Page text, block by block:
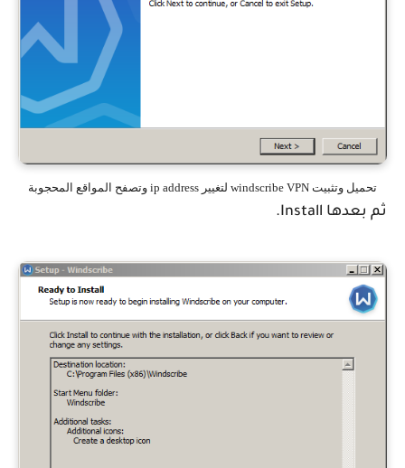
تحميل وتثبيت windscribe VPN لتغيير ip address وتصفح المواقع المحجوبة
ثم بعدها Install.